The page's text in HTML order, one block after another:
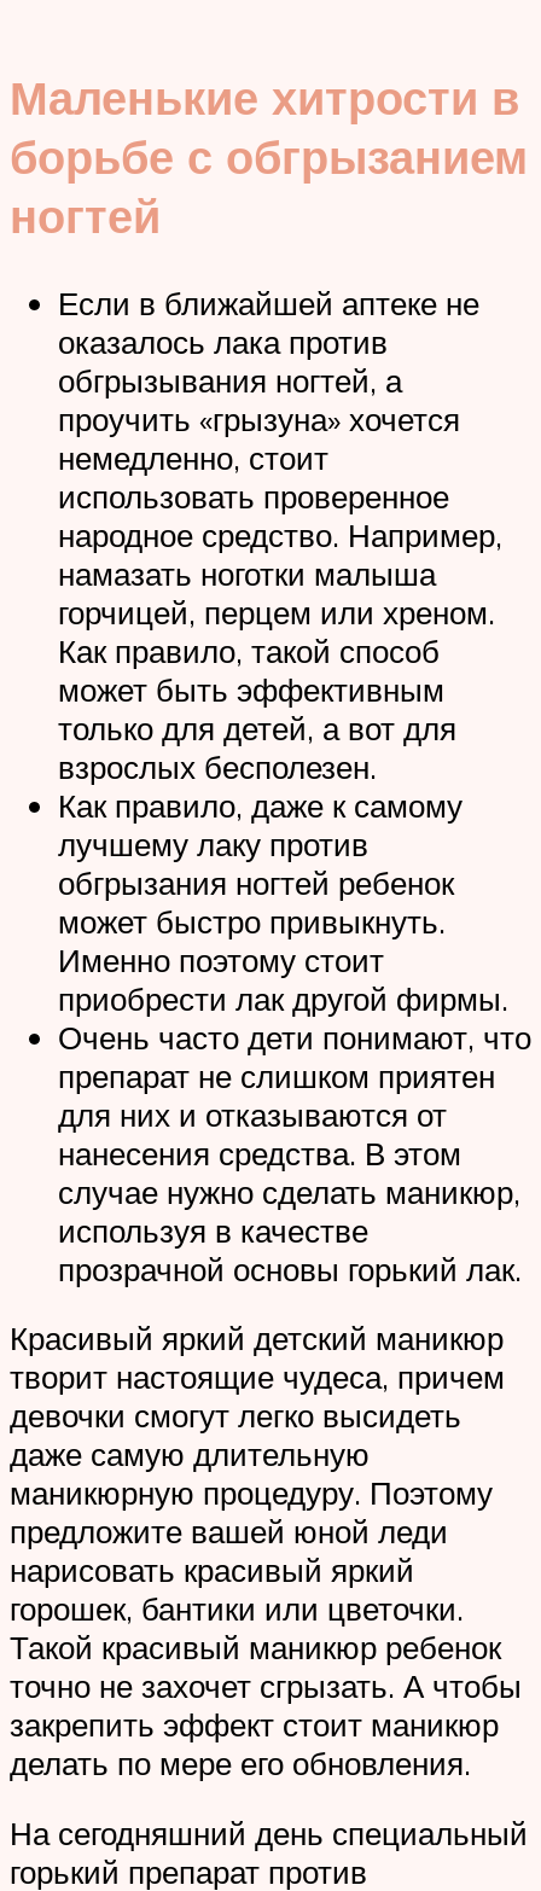
Маленькие хитрости в
борьбе с обгрызанием
ногтей
Если в ближайшей аптеке не
оказалось лака против
обгрызывания ногтей, а
проучить «грызуна» хочется
немедленно, стоит
использовать проверенное
народное средство. Например,
намазать ноготки малыша
горчицей, перцем или хреном.
Как правило, такой способ
может быть эффективным
только для детей, а вот для
взрослых бесполезен.
Как правило, даже к самому
лучшему лаку против
обгрызания ногтей ребенок
может быстро привыкнуть.
Именно поэтому стоит
приобрести лак другой фирмы.
Очень часто дети понимают, что
препарат не слишком приятен
для них и отказываются от
нанесения средства. В этом
случае нужно сделать маникюр,
используя в качестве
прозрачной основы горький лак.
Красивый яркий детский маникюр
творит настоящие чудеса, причем
девочки смогут легко высидеть
даже самую длительную
маникюрную процедуру. Поэтому
предложите вашей юной леди
нарисовать красивый яркий
горошек, бантики или цветочки.
Такой красивый маникюр ребенок
точно не захочет сгрызать. А чтобы
закрепить эффект стоит маникюр
делать по мере его обновления.
На сегодняшний день специальный
горький препарат против